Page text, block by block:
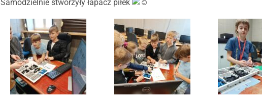
Samodzielnie stworzyły łapacz piłek